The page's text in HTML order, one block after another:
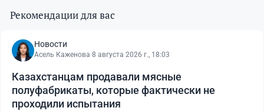
Рекомендации для вас
Новости
Асель Каженова·8 августа 2026 г., 18:03
Казахстанцам продавали мясные
полуфабрикаты, которые фактически не
проходили испытания